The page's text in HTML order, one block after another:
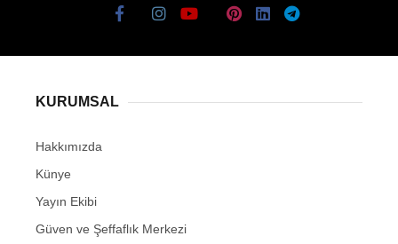
KURUMSAL
Hakkımızda
Künye
Yayın Ekibi
Güven ve Şeffaflık Merkezi